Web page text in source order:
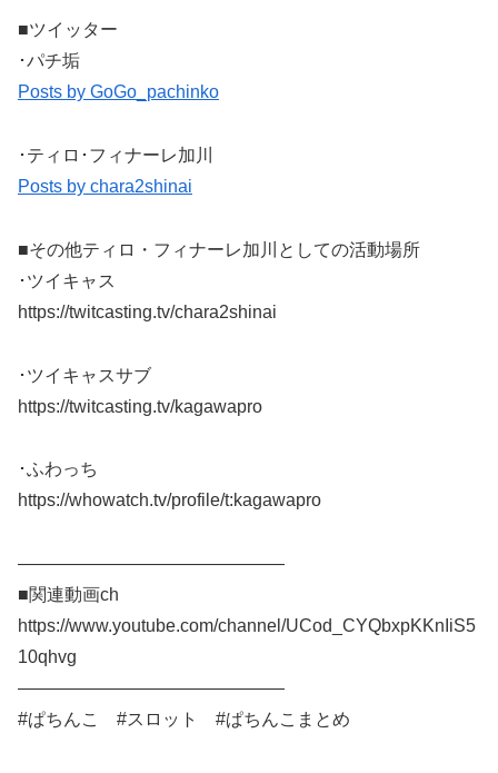
■ツイッター
･パチ垢
Posts by GoGo_pachinko
･ティロ･フィナーレ加川
Posts by chara2shinai
■その他ティロ・フィナーレ加川としての活動場所
･ツイキャス
https://twitcasting.tv/chara2shinai
･ツイキャスサブ
https://twitcasting.tv/kagawapro
･ふわっち
https://whowatch.tv/profile/t:kagawapro
———————————————
■関連動画ch
https://www.youtube.com/channel/UCod_CYQbxpKKnIiS5
10qhvg
———————————————
#ぱちんこ #スロット #ぱちんこまとめ